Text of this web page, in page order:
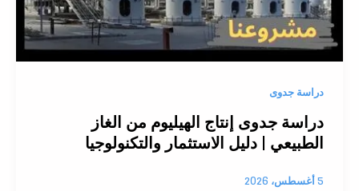
دراسة جدوى
دراسة جدوى إنتاج الهيليوم من الغاز
الطبيعي | دليل الاستثمار والتكنولوجيا
5 أغسطس، 2026